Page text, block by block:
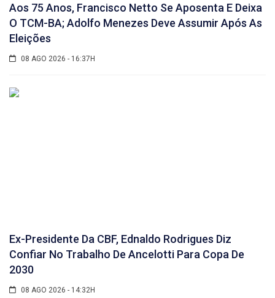
Aos 75 Anos, Francisco Netto Se Aposenta E Deixa
O TCM-BA; Adolfo Menezes Deve Assumir Após As
Eleições
08 AGO 2026 - 16:37H
Ex-Presidente Da CBF, Ednaldo Rodrigues Diz
Confiar No Trabalho De Ancelotti Para Copa De
2030
08 AGO 2026 - 14:32H